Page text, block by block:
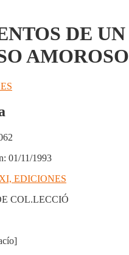
DE UN
AMOROSO
01/11/1993
EDICIONES
COL.LECCIÓ